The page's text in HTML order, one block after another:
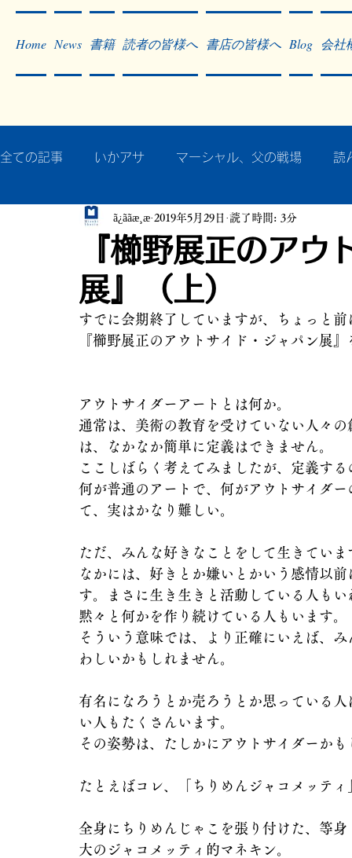
Home News 書籍 読者の皆様へ 書店の皆様へ Blog 会社
全ての記事 いかアサ マーシャル、父の戦場 読
秘蔵写真200枚でたどるアジア・太平洋戦争
作った本・作っている本 記事掲載・広告
『櫛野展正のアウ
展』（上）
ã¿ããæ¸æ 2019年5月29日 読了時間: 3分
すでに会期終了していますが、ちょっと
『櫛野展正のアウトサイド・ジャパン展
アウトサイダーアートとは何か。
通常は、美術の教育を受けていない人々
は、なかなか簡単に定義はできません。
ここしばらく考えてみましたが、定義す
何が普通のアートで、何がアウトサイダ
て、実はかなり難しい。
ただ、みんな好きなことをして生きていま
なかには、好きとか嫌いとかいう感情以
す。まさに生き生きと活動している人も
黙々と何かを作り続けている人もいます。
そういう意味では、より正確にいえば、
わしいかもしれません。
有名になろうとか売ろうとか思っている
い人もたくさんいます。
その姿勢は、たしかにアウトサイダーか
たとえばコレ、「ちりめんジャコメッテ
全身にちりめんじゃこを張り付けた、等身
大のジャコメッティ的マネキン。